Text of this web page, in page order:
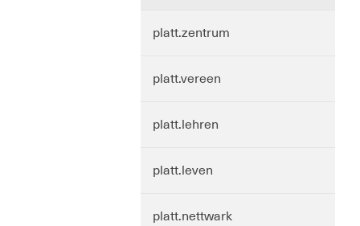
platt.zentrum
platt.vereen
platt.lehren
platt.leven
platt.nettwark